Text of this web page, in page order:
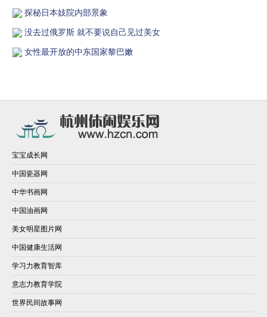
探秘日本妓院内部景象
没去过俄罗斯 就不要说自己见过美女
女性最开放的中东国家黎巴嫩
宝宝成长网
中国瓷器网
中华书画网
中国油画网
美女明星图片网
中国健康生活网
学习力教育智库
意志力教育学院
世界民间故事网